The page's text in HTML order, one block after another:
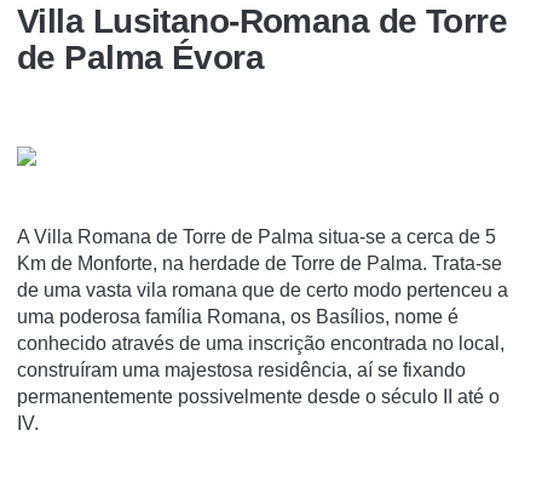
Villa Lusitano-Romana de Torre
de Palma Évora
A Villa Romana de Torre de Palma situa-se a cerca de 5
Km de Monforte, na herdade de Torre de Palma. Trata-se
de uma vasta vila romana que de certo modo pertenceu a
uma poderosa famí­lia Romana, os Basí­lios, nome é
conhecido através de uma inscrição encontrada no local,
construí­ram uma majestosa residência, aí­ se fixando
permanentemente possivelmente desde o século II até o
IV.